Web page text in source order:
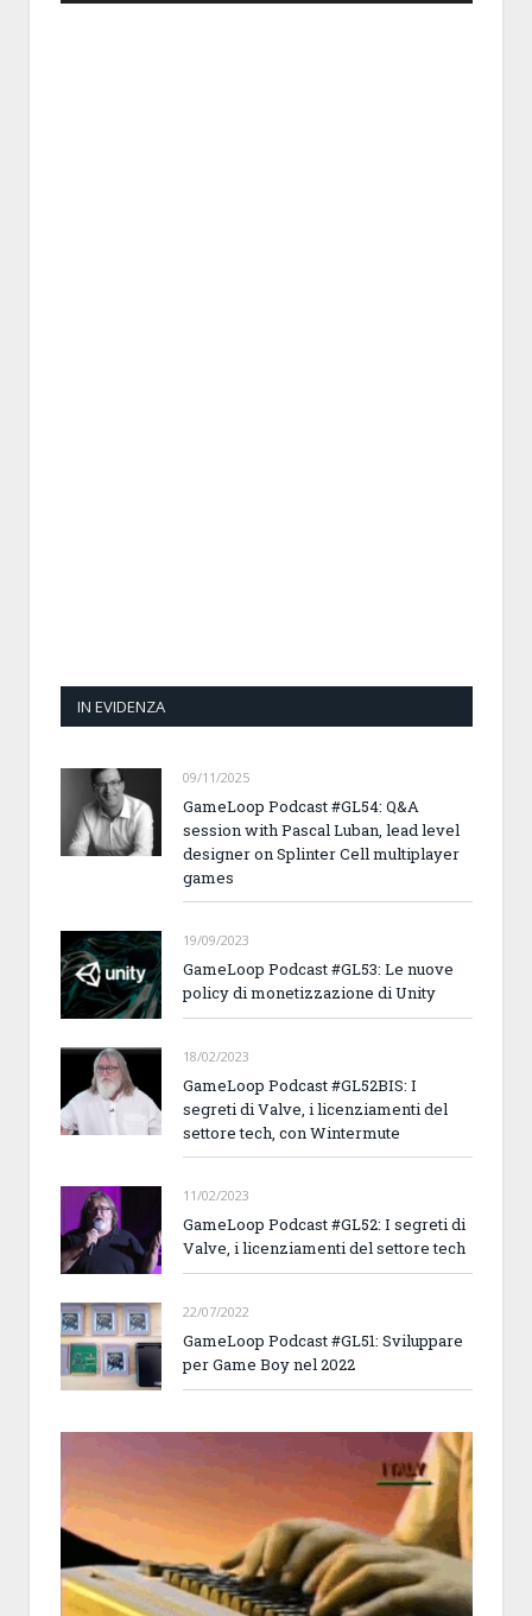
IN EVIDENZA
09/11/2025
GameLoop Podcast #GL54: Q&A
session with Pascal Luban, lead level
designer on Splinter Cell multiplayer
games
19/09/2023
GameLoop Podcast #GL53: Le nuove
policy di monetizzazione di Unity
18/02/2023
GameLoop Podcast #GL52BIS: I
segreti di Valve, i licenziamenti del
settore tech, con Wintermute
11/02/2023
GameLoop Podcast #GL52: I segreti di
Valve, i licenziamenti del settore tech
22/07/2022
GameLoop Podcast #GL51: Sviluppare
per Game Boy nel 2022